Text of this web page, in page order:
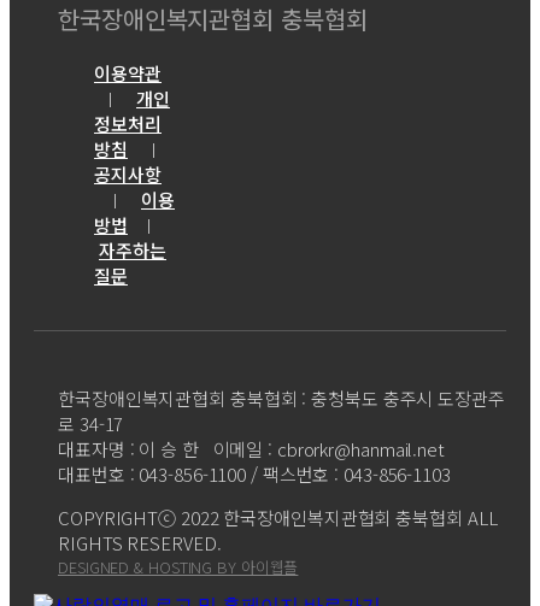
한국장애인복지관협회 충북협회
이용약관
｜
개인
정보처리
방침
｜
공지사항
｜
이용
방법
｜
자주하는
질문
한국장애인복지관협회 충북협회 : 충청북도 충주시 도장관주
로 34-17
대표자명 : 이 승 한 이메일 : cbrorkr@hanmail.net
대표번호 : 043-856-1100 / 팩스번호 : 043-856-1103
COPYRIGHTⓒ 2022 한국장애인복지관협회 충북협회 ALL
RIGHTS RESERVED.
DESIGNED & HOSTING BY 아이웹플